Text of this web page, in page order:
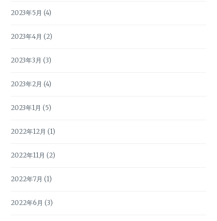
2023年5月 (4)
2023年4月 (2)
2023年3月 (3)
2023年2月 (4)
2023年1月 (5)
2022年12月 (1)
2022年11月 (2)
2022年7月 (1)
2022年6月 (3)